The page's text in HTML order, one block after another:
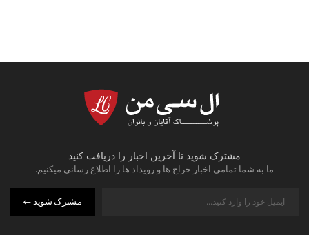
مشترک شوید تا آخرین اخبار را دریافت کنید
ما به شما تمامی اخبار حراج ها و رویداد ها را اطلاع رسانی میکنیم.
مشترک شوید